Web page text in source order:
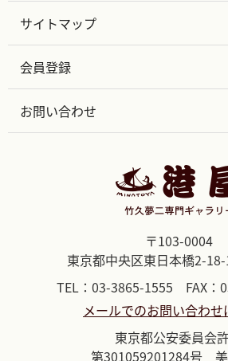
サイトマップ
会員登録
お問い合わせ
〒103-0004
東京都中央区東日本橋2-
TEL：03-3865-1555 FAX：
メールでのお問い合わせ
東京都公安委員会
第301059201284号